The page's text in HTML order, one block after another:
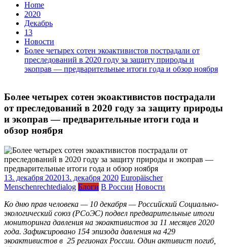
Home
2020
Декабрь
13
Новости
Более четырех сотен экоактивистов пострадали от
преследований в 2020 году за защиту природы и
экоправ — предварительные итоги года и обзор ноября
Более четырех сотен экоактивистов пострадали
от преследований в 2020 году за защиту природы
и экоправ — предварительные итоги года и
обзор ноября
13. декабря 202013. декабря 2020 Europäischer
Menschenrechtedialog Блоги В России Новости
Ко дню прав человека — 10 декабря — Российский Социально-
экологический союз (РСоЭС) подвел предварительные итоги
мониторинга давления на экоактивистов за 11 месяцев 2020
года. Зафиксировано 154 эпизода давления на 429
экоактивистов в 25 регионах России. Один активист погиб,